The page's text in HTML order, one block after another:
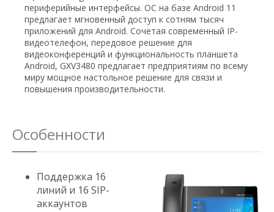
периферийные интерфейсы. ОС на базе Android 11
предлагает мгновенный доступ к сотням тысяч
приложений для Android. Сочетая современный IP-
видеотелефон, передовое решение для
видеоконференций и функциональность планшета
Android, GXV3480 предлагает предприятиям по всему
миру мощное настольное решение для связи и
повышения производительности.
Особенности
Поддержка 16
линий и 16 SIP-
аккаунтов